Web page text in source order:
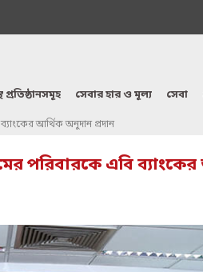
প্রতিষ্ঠানসমূহ সেবার হার ও মূল্য সেবা
আর্থিক অনুদান প্রদান
পরিবারকে এবি